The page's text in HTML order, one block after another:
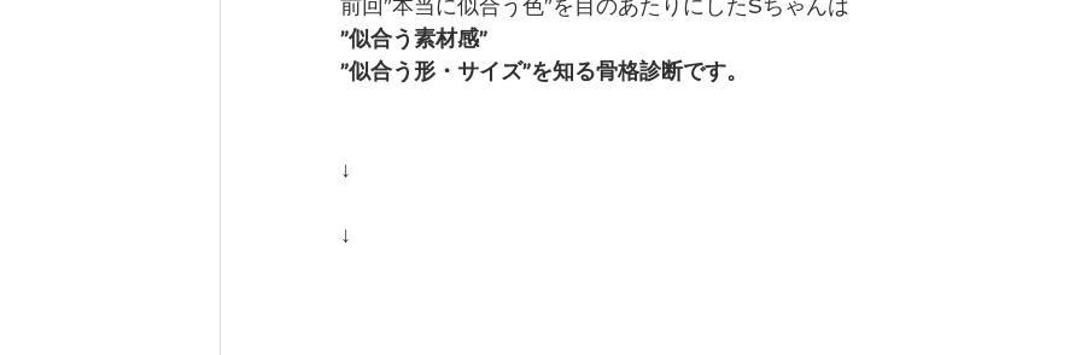
”似合う素材感”
”似合う形・サイズ”を知る骨格診断です。
↓
↓